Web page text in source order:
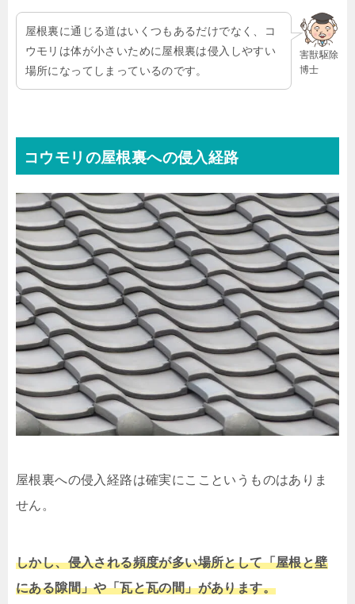
害獣駆除
博士
屋根裏に通じる道はいくつもあるだけでなく、コ
ウモリは体が小さいために屋根裏は侵入しやすい
場所になってしまっているのです。
コウモリの屋根裏への侵入経路
屋根裏への侵入経路は確実にここというものはありま
せん。
しかし、侵入される頻度が多い場所として「屋根と壁
にある隙間」や「瓦と瓦の間」があります。